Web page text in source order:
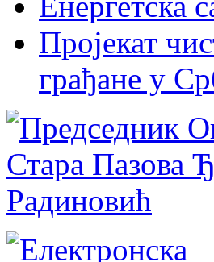
Пројекат
грађане у